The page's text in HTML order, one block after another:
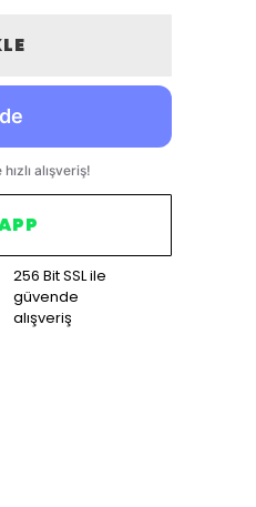
256 Bit SSL ile
güvende
alışveriş